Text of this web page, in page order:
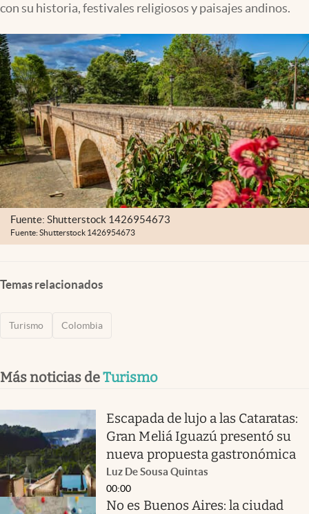
con su historia, festivales religiosos y paisajes andinos.
Fuente: Shutterstock 1426954673
Fuente: Shutterstock 1426954673
Temas relacionados
Turismo Colombia
Más noticias deTurismo
Escapada de lujo a las Cataratas:
Gran Meliá Iguazú presentó su
nueva propuesta gastronómica
Luz De Sousa Quintas
00:00
No es Buenos Aires: la ciudad